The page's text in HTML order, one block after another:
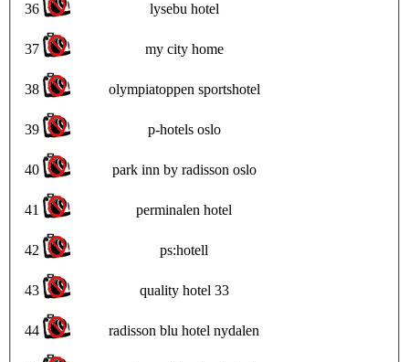
36 lysebu hotel
37 my city home
38 olympiatoppen sportshotel
39 p-hotels oslo
40 park inn by radisson oslo
41 perminalen hotel
42 ps:hotell
43 quality hotel 33
44 radisson blu hotel nydalen